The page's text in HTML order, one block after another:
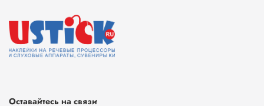
Оставайтесь на связи